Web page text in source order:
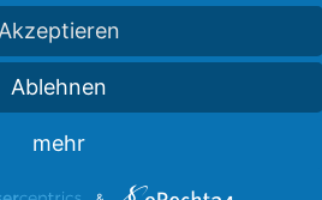
sollte man Sitze etc. abhängen. Mit
und so schön ist der Serienknauf
?
Akzeptieren
Ablehnen
mehr